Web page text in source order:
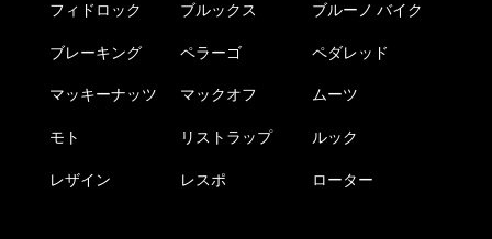
フィドロック ブルックス ブルーノ バイク
ブレーキング ペラーゴ ペダレッド
マッキーナッツ マックオフ ムーツ
モト リストラップ ルック
レザイン レスポ ローター